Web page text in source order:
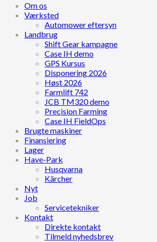
Om os
Værksted
Automower eftersyn
Landbrug
Shift Gear kampagne
Case IH demo
GPS Kursus
Disponering 2026
Høst 2026
Farmlift 742
JCB TM320 demo
Precision Farming
Case IH FieldOps
Brugte maskiner
Finansiering
Lager
Have-Park
Husqvarna
Kärcher
Nyt
Job
Servicetekniker
Kontakt
Direkte kontakt
Tilmeld nyhedsbrev